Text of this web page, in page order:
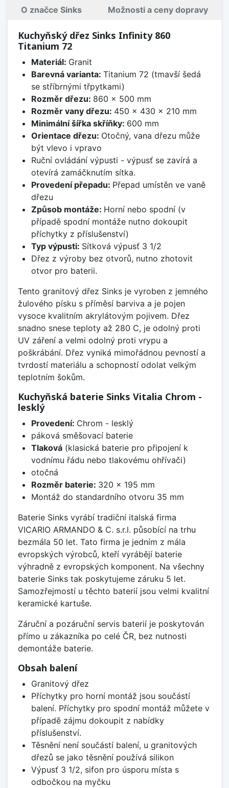
O značce Sinks Možnosti a ceny dopravy
Kuchyňský dřez Sinks Infinity 860
Titanium 72
Materiál: Granit
Barevná varianta: Titanium 72 (tmavší šedá
se stříbrnými třpytkami)
Rozměr dřezu: 860 x 500 mm
Rozměr vany dřezu: 450 x 430 x 210 mm
Minimální šířka skříňky: 600 mm
Orientace dřezu: Otočný, vana dřezu může
být vlevo i vpravo
Ruční ovládání výpusti - výpusť se zavírá a
otevírá zamáčknutím sítka.
Provedení přepadu: Přepad umístěn ve vaně
dřezu
Způsob montáže: Horní nebo spodní (v
případě spodní montáže nutno dokoupit
příchytky z příslušenství)
Typ výpusti: Sítková výpusť 3 1/2
Dřez z výroby bez otvorů, nutno zhotovit
otvor pro baterii.
Tento granitový dřez Sinks je vyroben z jemného
žulového písku s příměsí barviva a je pojen
vysoce kvalitním akrylátovým pojivem. Dřez
snadno snese teploty až 280 C, je odolný proti
UV záření a velmi odolný proti vrypu a
poškrábání. Dřez vyniká mimořádnou pevností a
tvrdostí materiálu a schopností odolat velkým
teplotním šokům.
Kuchyňská baterie Sinks Vitalia Chrom -
lesklý
Provedení: Chrom - lesklý
páková směšovací baterie
Tlaková(klasická baterie pro připojení k
vodnímu řádu nebo tlakovému ohřívači)
otočná
Rozměr baterie: 320 x 195 mm
Montáž do standardního otvoru 35 mm
Baterie Sinks vyrábí tradiční italská firma
VICARIO ARMANDO & C. s.r.l. působící na trhu
bezmála 50 let. Tato firma je jedním z mála
evropských výrobců, kteří vyrábějí baterie
výhradně z evropských komponent. Na všechny
baterie Sinks tak poskytujeme záruku 5 let.
Samozřejmostí u těchto baterií jsou velmi kvalitní
keramické kartuše.
Záruční a pozáruční servis baterií je poskytován
přímo u zákazníka po celé ČR, bez nutnosti
demontáže baterie.
Obsah balení
Granitový dřez
Příchytky pro horní montáž jsou součástí
balení. Příchytky pro spodní montáž můžete v
případě zájmu dokoupit z nabídky
příslušenství.
Těsnění není součástí balení, u granitových
dřezů se jako těsnění používá silikon
Výpusť 3 1/2, sifon pro úsporu místa s
odbočkou na myčku